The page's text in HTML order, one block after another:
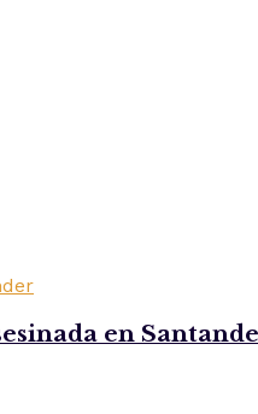
en